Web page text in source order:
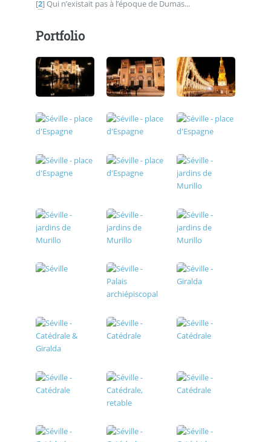
[2]Qui n’existait pas à l’époque de Dumas...
Portfolio